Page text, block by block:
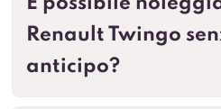
Renault Twingo
anticipo?